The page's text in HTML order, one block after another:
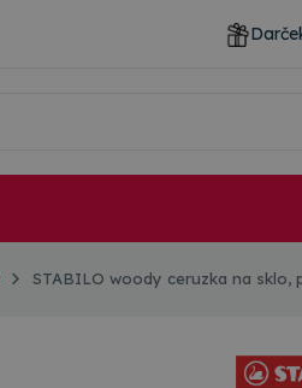
STABILO woody ceruzka na sklo,